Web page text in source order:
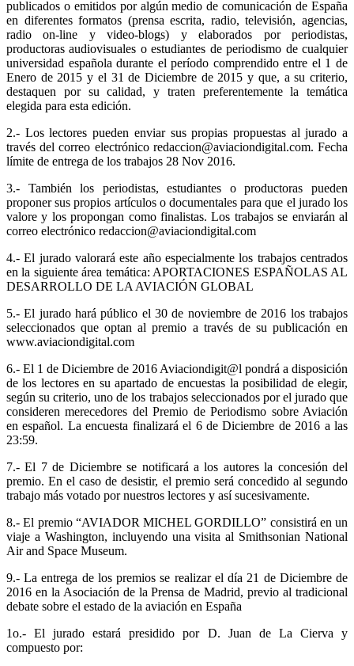
publicados o emitidos por algún medio de comunicación de España
en diferentes formatos (prensa escrita, radio, televisión, agencias,
radio on-line y video-blogs) y elaborados por periodistas,
productoras audiovisuales o estudiantes de periodismo de cualquier
universidad española durante el período comprendido entre el 1 de
Enero de 2015 y el 31 de Diciembre de 2015 y que, a su criterio,
destaquen por su calidad, y traten preferentemente la temática
elegida para esta edición.
2.- Los lectores pueden enviar sus propias propuestas al jurado a
través del correo electrónico redaccion@aviaciondigital.com. Fecha
límite de entrega de los trabajos 28 Nov 2016.
3.- También los periodistas, estudiantes o productoras pueden
proponer sus propios artículos o documentales para que el jurado los
valore y los propongan como finalistas. Los trabajos se enviarán al
correo electrónico redaccion@aviaciondigital.com
4.- El jurado valorará este año especialmente los trabajos centrados
en la siguiente área temática: APORTACIONES ESPAÑOLAS AL
DESARROLLO DE LA AVIACIÓN GLOBAL
5.- El jurado hará público el 30 de noviembre de 2016 los trabajos
seleccionados que optan al premio a través de su publicación en
www.aviaciondigital.com
6.- El 1 de Diciembre de 2016 Aviaciondigit@l pondrá a disposición
de los lectores en su apartado de encuestas la posibilidad de elegir,
según su criterio, uno de los trabajos seleccionados por el jurado que
consideren merecedores del Premio de Periodismo sobre Aviación
en español. La encuesta finalizará el 6 de Diciembre de 2016 a las
23:59.
7.- El 7 de Diciembre se notificará a los autores la concesión del
premio. En el caso de desistir, el premio será concedido al segundo
trabajo más votado por nuestros lectores y así sucesivamente.
8.- El premio “AVIADOR MICHEL GORDILLO” consistirá en un
viaje a Washington, incluyendo una visita al Smithsonian National
Air and Space Museum.
9.- La entrega de los premios se realizar el día 21 de Diciembre de
2016 en la Asociación de la Prensa de Madrid, previo al tradicional
debate sobre el estado de la aviación en España
1o.- El jurado estará presidido por D. Juan de La Cierva y
compuesto por: